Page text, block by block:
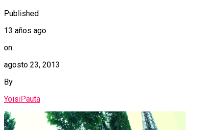
Published
13 años ago
on
agosto 23, 2013
By
YoisiPauta